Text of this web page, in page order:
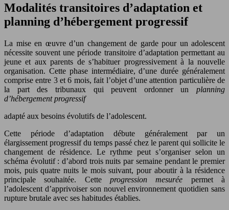
Modalités transitoires d’adaptation et
planning d’hébergement progressif
La mise en œuvre d’un changement de garde pour un adolescent
nécessite souvent une période transitoire d’adaptation permettant au
jeune et aux parents de s’habituer progressivement à la nouvelle
organisation. Cette phase intermédiaire, d’une durée généralement
comprise entre 3 et 6 mois, fait l’objet d’une attention particulière de
la part des tribunaux qui peuvent ordonner un planning
d’hébergement progressif
adapté aux besoins évolutifs de l’adolescent.
Cette période d’adaptation débute généralement par un
élargissement progressif du temps passé chez le parent qui sollicite le
changement de résidence. Le rythme peut s’organiser selon un
schéma évolutif : d’abord trois nuits par semaine pendant le premier
mois, puis quatre nuits le mois suivant, pour aboutir à la résidence
principale souhaitée. Cette progression mesurée permet à
l’adolescent d’apprivoiser son nouvel environnement quotidien sans
rupture brutale avec ses habitudes établies.